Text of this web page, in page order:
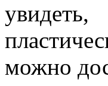
можно